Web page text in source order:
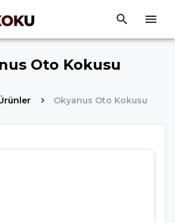
Oto Kokusu
Okyanus Oto Kokusu